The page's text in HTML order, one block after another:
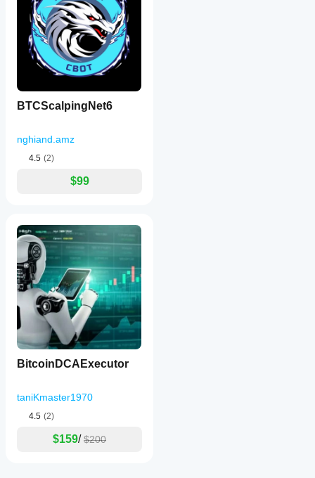
BTCScalpingNet6
nghiand.amz
4.5 (2)
$99
BitcoinDCAExecutor
taniKmaster1970
4.5 (2)
$159/ $200